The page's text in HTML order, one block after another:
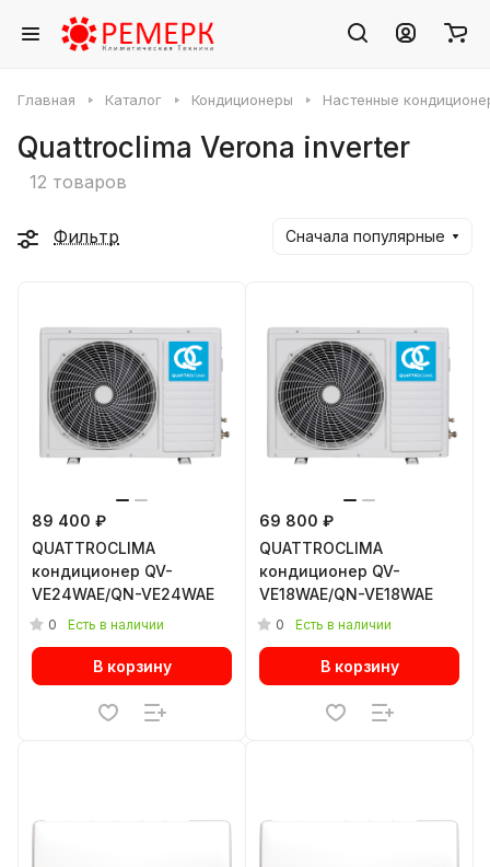
Главная Каталог Кондиционеры Настенные
Quattroclima Verona inverter
12 товаров
Фильтр Сначала популярные
89 400 ₽
QUATTROCLIMA
кондиционер QV-
VE24WAE/QN-VE24WAE
0 Есть в наличии
В корзину
69 800 ₽
QUATTROCLIMA
кондиционер QV-
VE18WAE/QN-VE18WAE
0 Есть в наличии
В корзину